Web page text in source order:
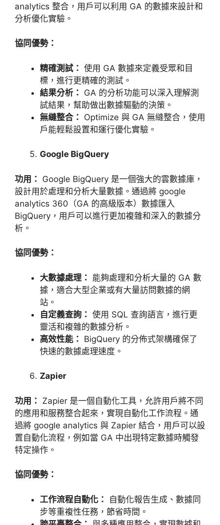
analytics 整合，用戶可以利用 GA 的數據來設計和
分析優化實驗。
協同優勢：
精確測試： 使用 GA 數據來定義受眾和目
標，進行更精確的測試。
結果分析： GA 的分析功能可以深入理解測
試結果，幫助做出數據驅動的決策。
無縫整合： Optimize 與 GA 無縫整合，使用
戶能輕鬆設置和運行優化實驗。
Google BigQuery
功用： Google BigQuery 是一個強大的雲數據庫，
設計用於處理和分析大量數據。通過將 google
analytics 360 （GA 的高級版本）數據匯入
BigQuery ，用戶可以進行更加複雜和深入的數據分
析。
協同優勢：
大數據處理： 能夠處理和分析大量的 GA 數
據，適合大型企業或有大量訪問數據的網
站。
自定義查詢： 使用 SQL 查詢語言，進行更
靈活和複雜的數據分析。
高效性能： BigQuery 的分佈式架構確保了
快速的數據處理速度。
Zapier
功用： Zapier 是一個自動化工具，允許用戶將不同
的應用和服務整合起來，實現自動化工作流程。通
過將 google analytics 與 Zapier 結合，用戶可以設
置自動化流程，例如當 GA 中出現特定數據時觸發
特定操作。
協同優勢：
工作流程自動化：
自動化報告生成、數據同
步等重複性任務，節省時間。